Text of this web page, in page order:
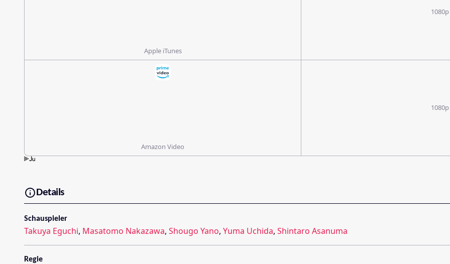
Apple iTunes
1080p
Amazon Video
1080p
Details
Schauspieler
Takuya Eguchi, Masatomo Nakazawa, Shougo Yano, Yuma Uchida, Shintaro Asanuma
Regie